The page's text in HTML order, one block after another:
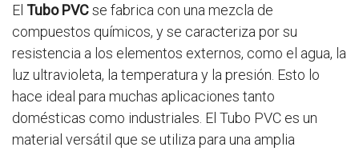
El Tubo PVCse fabrica con una mezcla de
compuestos químicos, y se caracteriza por su
resistencia a los elementos externos, como el agua, la
luz ultravioleta, la temperatura y la presión. Esto lo
hace ideal para muchas aplicaciones tanto
domésticas como industriales. El Tubo PVC es un
material versátil que se utiliza para una amplia